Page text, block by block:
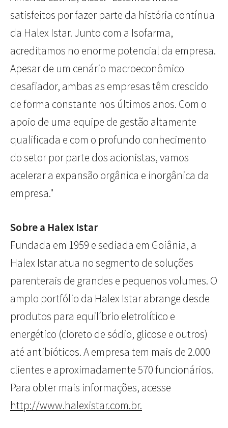
satisfeitos por fazer parte da história contínua
da Halex Istar. Junto com a Isofarma,
acreditamos no enorme potencial da empresa.
Apesar de um cenário macroeconômico
desafiador, ambas as empresas têm crescido
de forma constante nos últimos anos. Com o
apoio de uma equipe de gestão altamente
qualificada e com o profundo conhecimento
do setor por parte dos acionistas, vamos
acelerar a expansão orgânica e inorgânica da
empresa."
Sobre a Halex Istar
Fundada em 1959 e sediada em Goiânia, a
Halex Istar atua no segmento de soluções
parenterais de grandes e pequenos volumes. O
amplo portfólio da Halex Istar abrange desde
produtos para equilíbrio eletrolítico e
energético (cloreto de sódio, glicose e outros)
até antibióticos. A empresa tem mais de 2.000
clientes e aproximadamente 570 funcionários.
Para obter mais informações, acesse
http://www.halexistar.com.br.